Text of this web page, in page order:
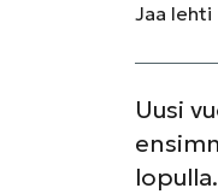
Jaa lehti
Uusi
lopulla.